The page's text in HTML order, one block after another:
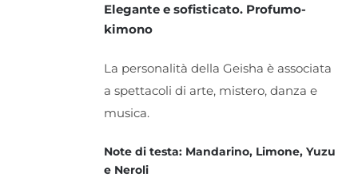
Elegante e sofisticato. Profumo-
kimono
La personalità della Geisha è associata
a spettacoli di arte, mistero, danza e
musica.
Note di testa: Mandarino, Limone, Yuzu
e Neroli